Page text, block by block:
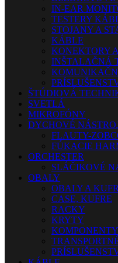
IN-EAR
TESTERY
STOJANY A
KÁBLE
KONEKTORY
INŠTALAČNÁ
ŠTÚDIOVÁ
SVETLÁ
MIKROFÓNY
DYCHOVÉ
FLAUTY-
FÚKACIE
ORCHESTER
SLÁČIKOVÉ
OBALY
OBALY A
CASE, KUFRE
RACKY
KRYTY